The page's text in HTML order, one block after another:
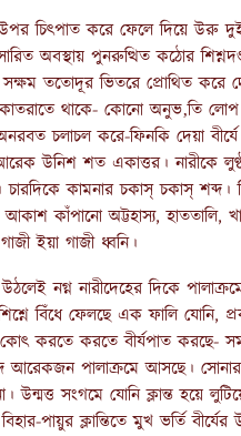
চিৎপাত করে ফেলে দিয়ে উরু
অবস্থায় পুনরুত্থিত কঠোর
ততোদূর ভিতরে প্রোথিত করে
থাকে- কোনো অনুভ‚তি লোপ
চলাচল করে-ফিনকি দেয়া
উনিশ শত একাত্তর। নারীকে
কামনার চকাস্ চকাস্ শব্দ।
আকাশ কাঁপানো অট্টহাস্য, হাততালি,
ইয়া গাজী ধ্বনি।
নগ্ন নারীদেহের দিকে
বিঁধে ফেলছে এক ফালি যোনি,
করতে করতে বীর্যপাত করছে-
আরেকজন পালাক্রমে আসছে।
উন্মত্ত সংগমে যোনি ক্লান্ত হয়ে
পায়ুর ক্লান্তিতে মুখ ভর্তি বীর্যের